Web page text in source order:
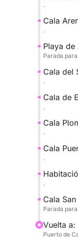
Nuestra
Este
una gran
Natural.
Tras
.
Cala
.
Playa de
Parada
Cala del
.
Cala de
.
Cala
.
Cala
.
.
Cala
Parada
Vuelta a:
Puerto de